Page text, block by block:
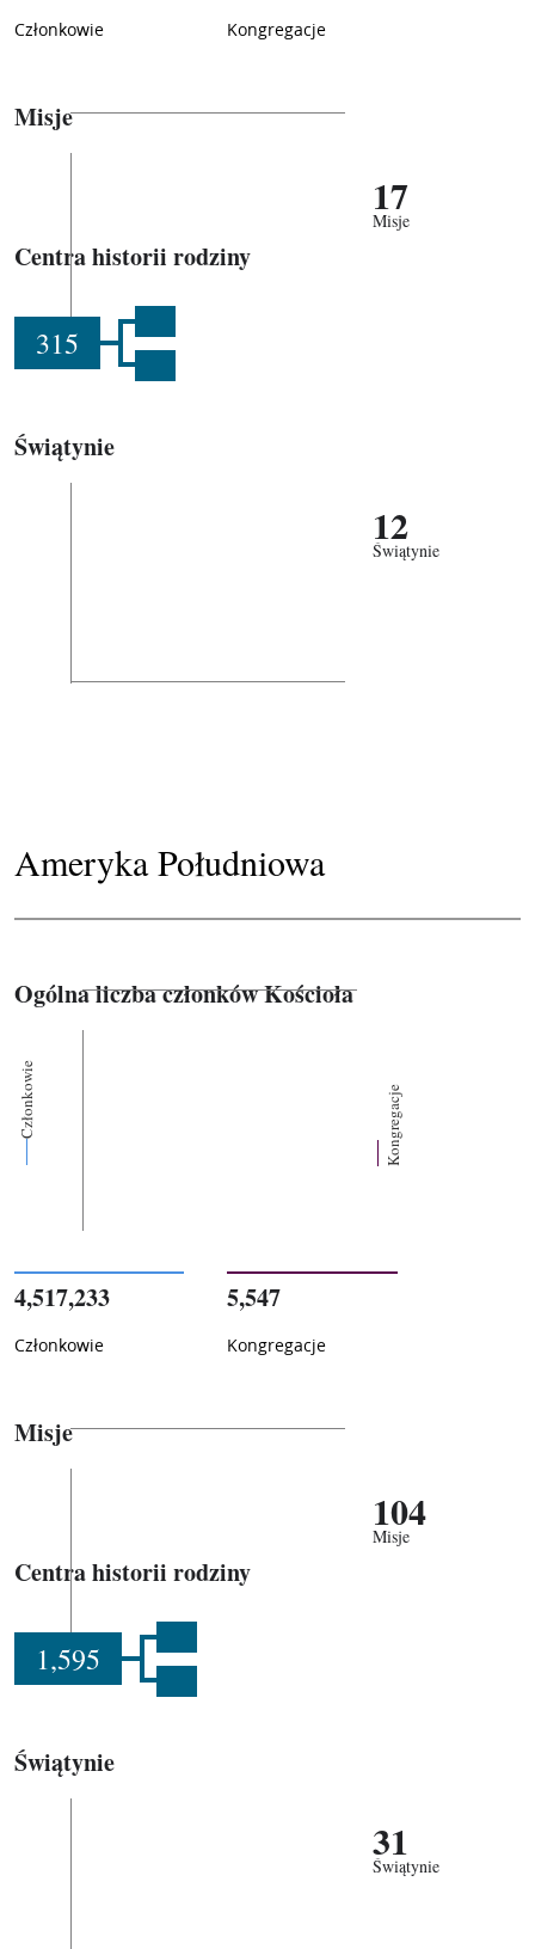
Członkowie Kongregacje
Misje
17
Misje
Centra historii rodziny
315
Świątynie
12
Świątynie
Ameryka Południowa
Ogólna liczba członków Kościoła
Członkowie Kongregacje
4,517,233
Członkowie
5,547
Kongregacje
Misje
104
Misje
Centra historii rodziny
1,595
Świątynie
31
Świątynie